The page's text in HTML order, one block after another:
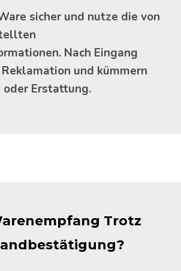
sicher und nutze die von
Nach Eingang
und kümmern
oder Erstattung.
Trotz